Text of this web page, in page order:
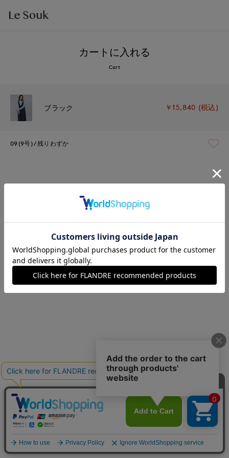
カートに入れる
Cart
ブラック ￥15,840 (税込)
09(9号) 残りわずか